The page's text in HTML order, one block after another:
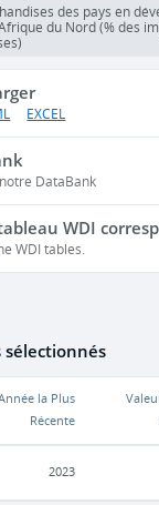
des pays en
du Nord (% des
EXCEL
DataBank
WDI
WDI tables.
sélectionnés
la Plus
Récente
2023